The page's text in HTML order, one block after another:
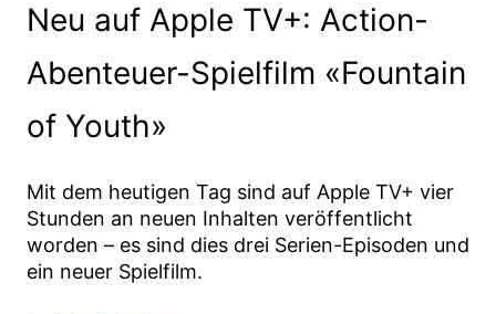
Neu auf Apple TV+: Action-
Abenteuer-Spielfilm «Fountain
of Youth»
Mit dem heutigen Tag sind auf Apple TV+ vier
Stunden an neuen Inhalten veröffentlicht
worden – es sind dies drei Serien-Episoden und
ein neuer Spielfilm.